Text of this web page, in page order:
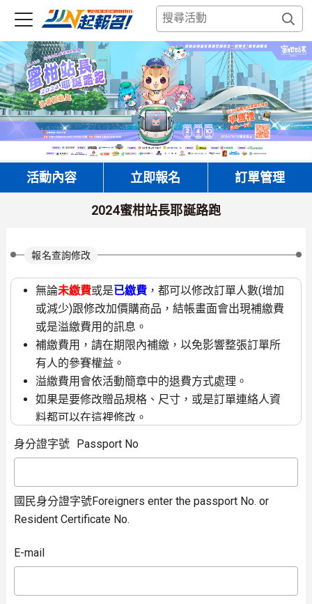
活動內容 立即報名 訂單管理
2024蜜柑站長耶誕路跑
報名查詢修改
無論未繳費或是已繳費，都可以修改訂單人數(增加
或減少)跟修改加價購商品，結帳畫面會出現補繳費
或是溢繳費用的訊息。
補繳費用，請在期限內補繳，以免影響整張訂單所
有人的參賽權益。
溢繳費用會依活動簡章中的退費方式處理。
如果是要修改贈品規格、尺寸，或是訂單連絡人資
料都可以在這裡修改。
如果是整張訂單
費)，請使用左邊功能列的報名取消退費功能。
身分證字號 Passport No
國民身分證字號Foreigners enter the passport No. or
Resident Certificate No.
E-mail